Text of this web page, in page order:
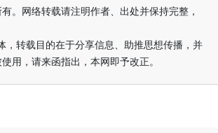
。网络转载请注明作者、出处并保持完整，
，转载目的在于分享信息、助推思想传播，并
用，请来函指出，本网即予改正。